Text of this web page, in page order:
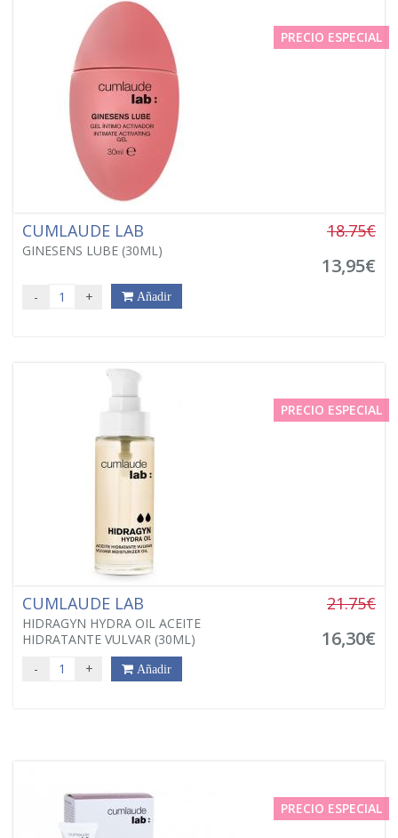
PRECIO ESPECIAL
CUMLAUDE LAB
GINESENS LUBE (30ML)
18.75€
13,95€
- + Añadir
PRECIO ESPECIAL
CUMLAUDE LAB
HIDRAGYN HYDRA OIL ACEITE
HIDRATANTE VULVAR (30ML)
21.75€
16,30€
- + Añadir
PRECIO ESPECIAL